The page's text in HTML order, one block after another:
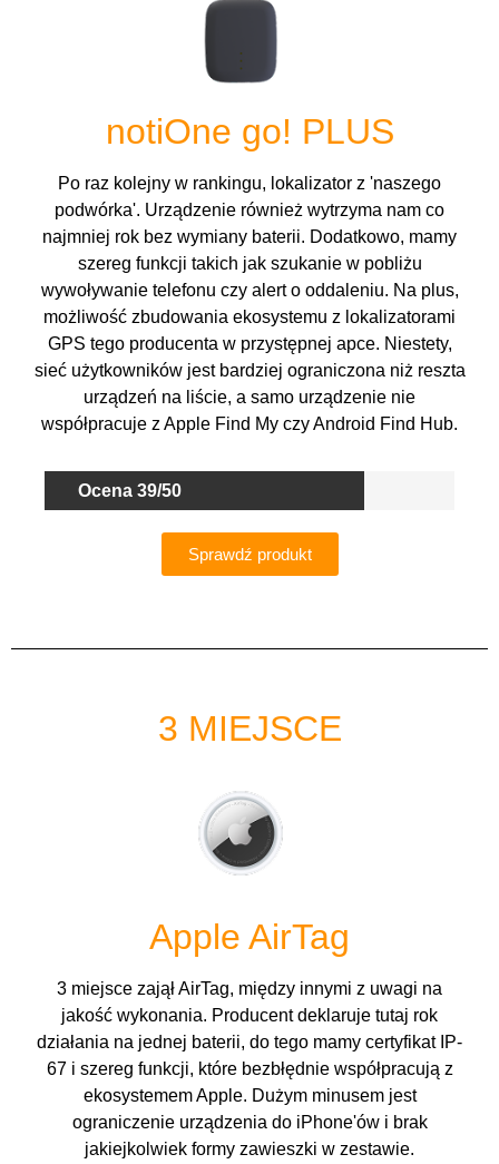
notiOne go! PLUS
Po raz kolejny w rankingu, lokalizator z 'naszego
podwórka'. Urządzenie również wytrzyma nam co
najmniej rok bez wymiany baterii. Dodatkowo, mamy
szereg funkcji takich jak szukanie w pobliżu
wywoływanie telefonu czy alert o oddaleniu. Na plus,
możliwość zbudowania ekosystemu z lokalizatorami
GPS tego producenta w przystępnej apce. Niestety,
sieć użytkowników jest bardziej ograniczona niż reszta
urządzeń na liście, a samo urządzenie nie
współpracuje z Apple Find My czy Android Find Hub.
Ocena 39/50
Sprawdź produkt
3 MIEJSCE
Apple AirTag
3 miejsce zajął AirTag, między innymi z uwagi na
jakość wykonania. Producent deklaruje tutaj rok
działania na jednej baterii, do tego mamy certyfikat IP-
67 i szereg funkcji, które bezbłędnie współpracują z
ekosystemem Apple. Dużym minusem jest
ograniczenie urządzenia do iPhone'ów i brak
jakiejkolwiek formy zawieszki w zestawie.